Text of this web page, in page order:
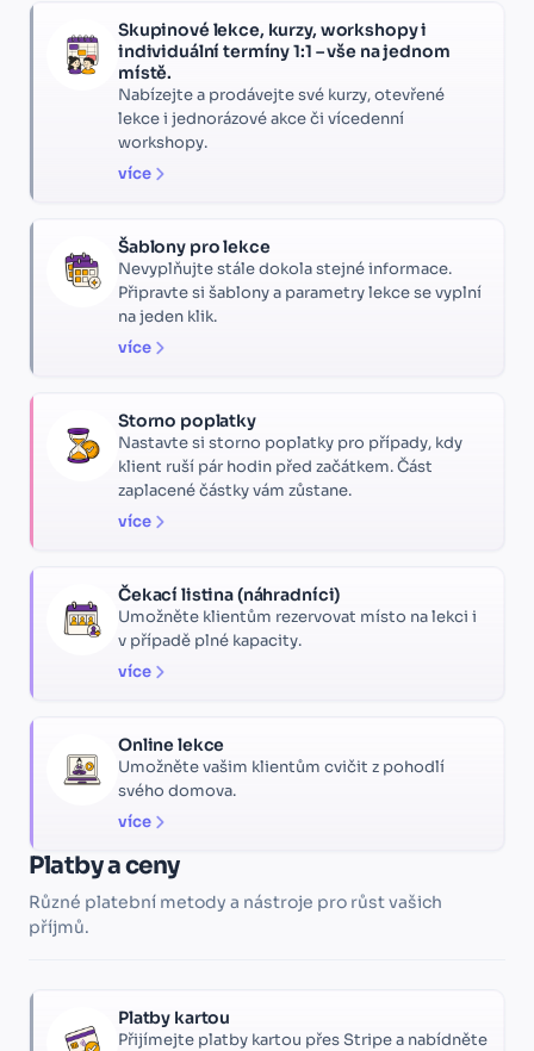
Skupinové lekce, kurzy, workshopy i
individuální termíny 1:1 – vše na jednom
místě.
Nabízejte a prodávejte své kurzy, otevřené
lekce i jednorázové akce či vícedenní
workshopy.
více
Šablony pro lekce
Nevyplňujte stále dokola stejné informace.
Připravte si šablony a parametry lekce se vyplní
na jeden klik.
více
Storno poplatky
Nastavte si storno poplatky pro případy, kdy
klient ruší pár hodin před začátkem. Část
zaplacené částky vám zůstane.
více
Čekací listina (náhradníci)
Umožněte klientům rezervovat místo na lekci i
v případě plné kapacity.
více
Online lekce
Umožněte vašim klientům cvičit z pohodlí
svého domova.
více
Platby a ceny
Různé platební metody a nástroje pro růst vašich
příjmů.
Platby kartou
Přijímejte platby kartou přes Stripe a nabídněte